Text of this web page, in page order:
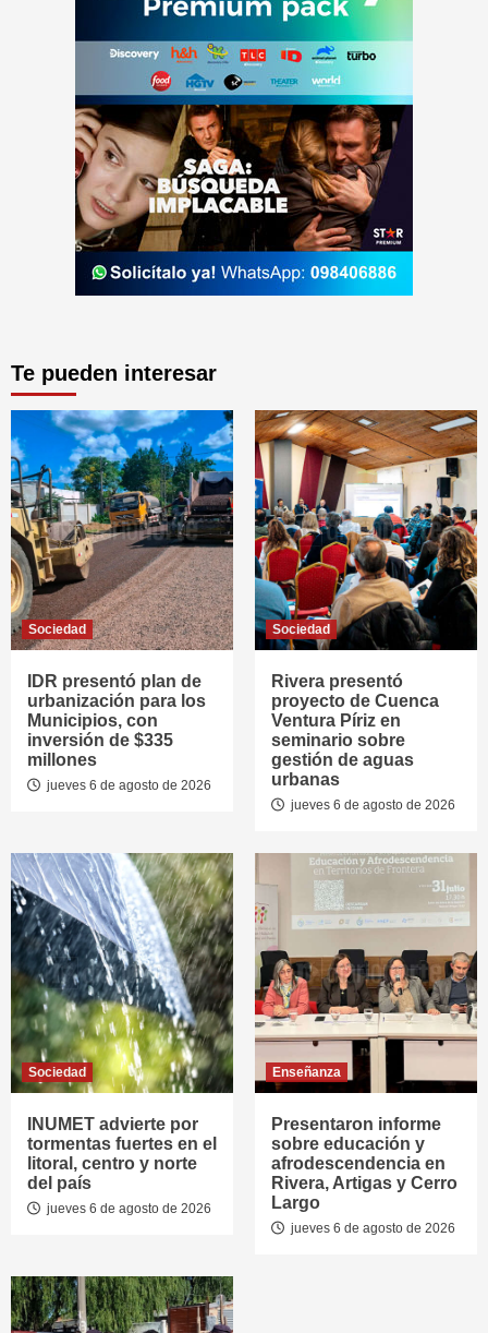
Te pueden interesar
Sociedad
IDR presentó plan de
urbanización para los
Municipios, con
inversión de $335
millones
jueves 6 de agosto de 2026
Sociedad
Rivera presentó
proyecto de Cuenca
Ventura Píriz en
seminario sobre
gestión de aguas
urbanas
jueves 6 de agosto de 2026
Sociedad
INUMET advierte por
tormentas fuertes en el
litoral, centro y norte
del país
jueves 6 de agosto de 2026
Enseñanza
Presentaron informe
sobre educación y
afrodescendencia en
Rivera, Artigas y Cerro
Largo
jueves 6 de agosto de 2026